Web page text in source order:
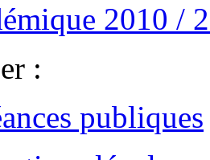
2010 /
:
publiques